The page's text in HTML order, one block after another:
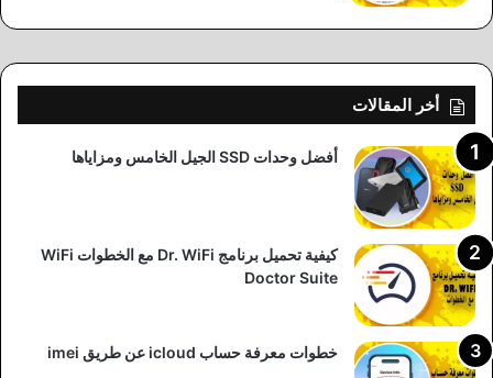
أخر المقالات
أفضل وحدات SSD الجيل الخامس ومزاياها
كيفية تحميل برنامج Dr. WiFi مع الخطوات WiFi
Doctor Suite
خطوات معرفة حساب icloud عن طريق imei